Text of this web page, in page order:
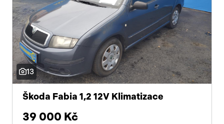
13
Škoda Fabia 1,2 12V Klimatizace
39 000 Kč